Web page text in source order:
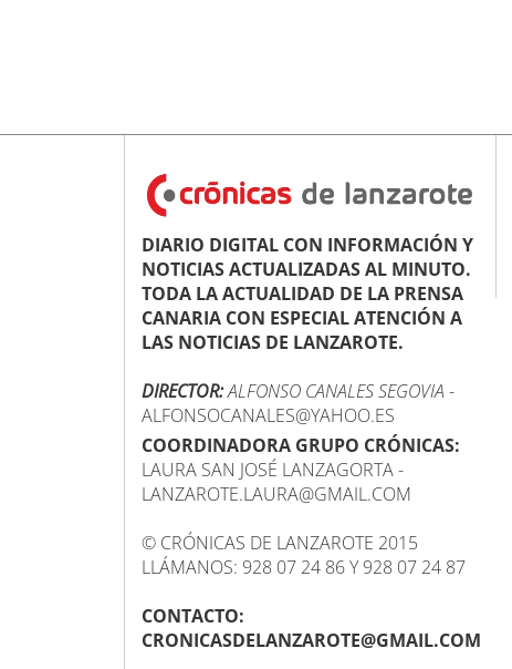
DIARIO DIGITAL CON INFORMACIÓN Y
NOTICIAS ACTUALIZADAS AL MINUTO.
TODA LA ACTUALIDAD DE LA PRENSA
CANARIA CON ESPECIAL ATENCIÓN A
LAS NOTICIAS DE LANZAROTE.
DIRECTOR:ALFONSO CANALES SEGOVIA -
ALFONSOCANALES@YAHOO.ES
COORDINADORA GRUPO CRÓNICAS:
LAURA SAN JOSÉ LANZAGORTA -
LANZAROTE.LAURA@GMAIL.COM
© CRÓNICAS DE LANZAROTE 2015
LLÁMANOS: 928 07 24 86 Y 928 07 24 87
CONTACTO:
CRONICASDELANZAROTE@GMAIL.COM